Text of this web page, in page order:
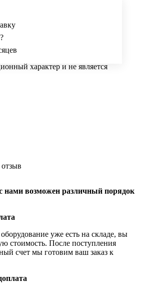
характер и не является
нами возможен различный порядок
уже есть на складе, вы
стоимость. После поступления
счет мы готовим ваш заказ к